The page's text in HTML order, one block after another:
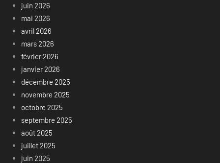
juin 2026
mai 2026
avril 2026
mars 2026
février 2026
janvier 2026
décembre 2025
novembre 2025
octobre 2025
septembre 2025
août 2025
juillet 2025
juin 2025